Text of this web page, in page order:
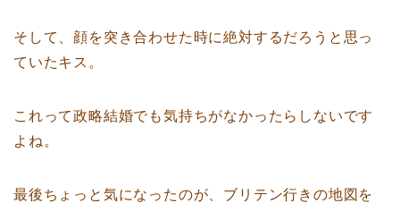
そして、顔を突き合わせた時に絶対するだろうと思っ
ていたキス。
これって政略結婚でも気持ちがなかったらしないです
よね。
最後ちょっと気になったのが、ブリテン行きの地図を